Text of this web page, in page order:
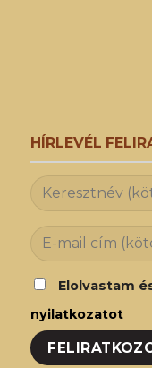
HÍRLEVÉL
Elolvastam
nyilatkozatot